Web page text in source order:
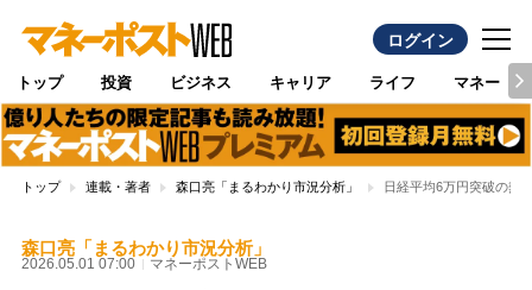
ログイン
トップ 投資 ビジネス キャリア ライフ マネー
トップ 連載・著者 森口亮「まるわかり市況分析」 日経平均6万円突破の熱
森口亮「まるわかり市況分析」
2026.05.01 07:00 マネーポストWEB